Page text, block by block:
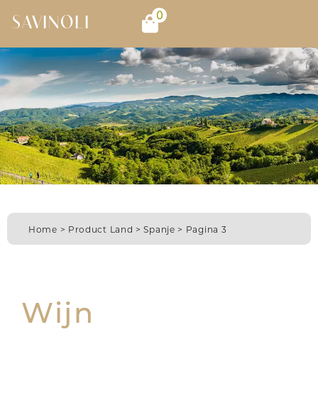
SAVINOLI 0
Home > Product Land >Spanje > Pagina 3
Wijn